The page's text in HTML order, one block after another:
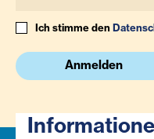
Ich stimme den
Anmelden